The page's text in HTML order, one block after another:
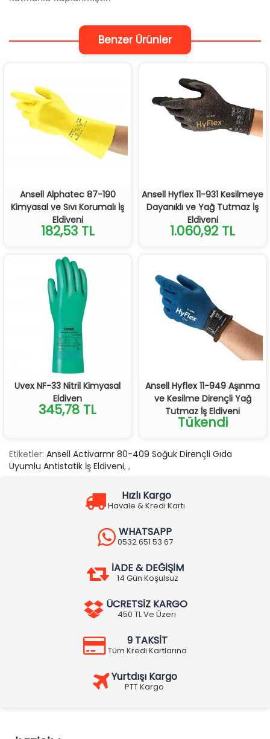
Benzer Ürünler
Ansell Alphatec 87-190
Kimyasal ve Sıvı Korumalı İş
Eldiveni
182,53 TL
Ansell Hyflex 11-931 Kesilmeye
Dayanıklı ve Yağ Tutmaz İş
Eldiveni
1.060,92 TL
Uvex NF-33 Nitril Kimyasal
Eldiven
345,78 TL
Ansell Hyflex 11-949 Aşınma
ve Kesilme Dirençli Yağ
Tutmaz İş Eldiveni
Tükendi
Etiketler: Ansell Activarmr 80-409 Soğuk Dirençli Gıda
Uyumlu Antistatik İş Eldiveni, ,
Hızlı Kargo
Havale & Kredi Kartı
WHATSAPP
0532 651 53 67
İADE & DEĞİŞİM
14 Gün Koşulsuz
ÜCRETSİZ KARGO
450 TL Ve Üzeri
9 TAKSİT
Tüm Kredi Kartlarına
Yurtdışı Kargo
PTT Kargo